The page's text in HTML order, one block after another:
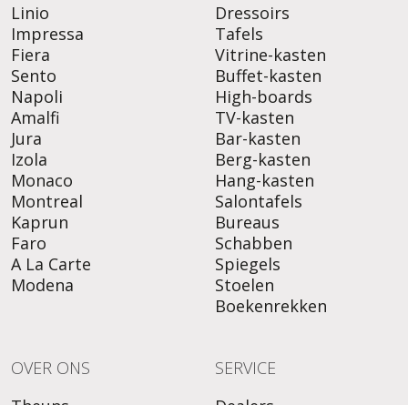
Linio
Impressa
Fiera
Sento
Napoli
Amalfi
Jura
Izola
Monaco
Montreal
Kaprun
Faro
A La Carte
Modena
Dressoirs
Tafels
Vitrine-kasten
Buffet-kasten
High-boards
TV-kasten
Bar-kasten
Berg-kasten
Hang-kasten
Salontafels
Bureaus
Schabben
Spiegels
Stoelen
Boekenrekken
OVER ONS
SERVICE